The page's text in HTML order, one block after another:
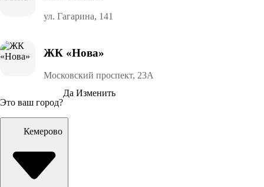
ул. Гагарина, 141
ЖК «Нова»
Московский проспект, 23А
Это ваш город?
Да Изменить
Кемерово